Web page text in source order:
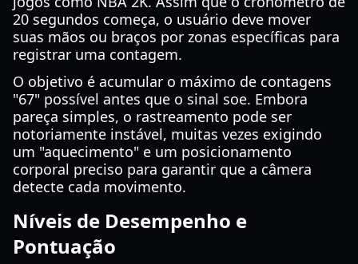
20 segundos começa, o usuário deve mover
suas mãos ou braços por zonas específicas para
registrar uma contagem.
O objetivo é acumular o máximo de contagens
"67" possível antes que o sinal soe. Embora
pareça simples, o rastreamento pode ser
notoriamente instável, muitas vezes exigindo
um "aquecimento" e um posicionamento
corporal preciso para garantir que a câmera
detecte cada movimento.
Níveis de Desempenho e
Pontuação